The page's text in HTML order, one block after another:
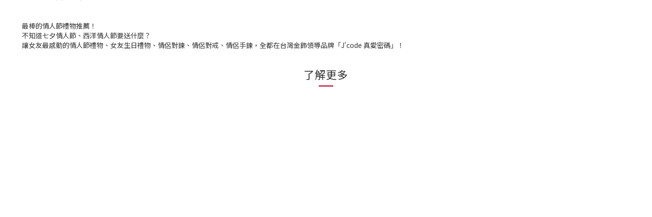
最棒的情人節禮物推薦！
不知道七夕情人節、西洋情人節要送什麼？
讓女友最感動的情人節禮物、女友生日禮物、情侶對鍊、情侶對戒、情侶手鍊，全都在台灣金飾領導品牌「J'code 真愛密碼」！
了解更多